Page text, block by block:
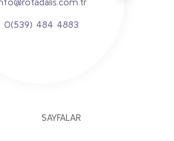
0(539) 484 4883
SAYFALAR